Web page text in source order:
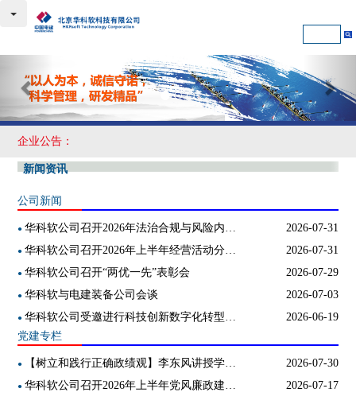
企业公告：
新闻资讯
公司新闻
●华科软公司召开2026年法治合规与风险内控工作会 2026-07-31
●华科软公司召开2026年上半年经营活动分析会 2026-07-31
●华科软公司召开“两优一先”表彰会 2026-07-29
●华科软与电建装备公司会谈 2026-07-03
●华科软公司受邀进行科技创新数字化转型主旨演讲和产品推广
2026-06-19
党建专栏
● 【树立和践行正确政绩观】李东风讲授学习教育专题党课 2026-07-30
●华科软公司召开2026年上半年党风廉政建设和反腐败工作联席会 2026-07-17